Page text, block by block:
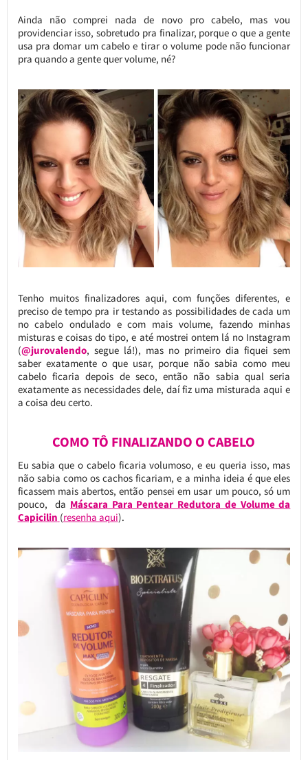
Ainda não comprei nada de novo pro cabelo, mas vou
providenciar isso, sobretudo pra finalizar, porque o que a gente
usa pra domar um cabelo e tirar o volume pode não funcionar
pra quando a gente quer volume, né?
Tenho muitos finalizadores aqui, com funções diferentes, e
preciso de tempo pra ir testando as possibilidades de cada um
no cabelo ondulado e com mais volume, fazendo minhas
misturas e coisas do tipo, e até mostrei ontem lá no Instagram
(@jurovalendo, segue lá!), mas no primeiro dia fiquei sem
saber exatamente o que usar, porque não sabia como meu
cabelo ficaria depois de seco, então não sabia qual seria
exatamente as necessidades dele, daí fiz uma misturada aqui e
a coisa deu certo.
COMO TÔ FINALIZANDO O CABELO
Eu sabia que o cabelo ficaria volumoso, e eu queria isso, mas
não sabia como os cachos ficariam, e a minha ideia é que eles
ficassem mais abertos, então pensei em usar um pouco, só um
pouco, da Máscara Para Pentear Redutora de Volume da
Capicilin (resenha aqui).